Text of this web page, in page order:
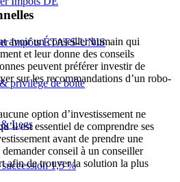
Impôts ÉTATS-UNIS
privilège de boîte
Legs
1,5 %
avoir un conseiller humain qui
et leur donne des conseils
peuvent préférer investir de
sur les recommandations d’un robo-
option d’investissement ne
est essentiel de comprendre ses
avant de prendre une
conseil à un conseiller
afin de trouver la solution la plus